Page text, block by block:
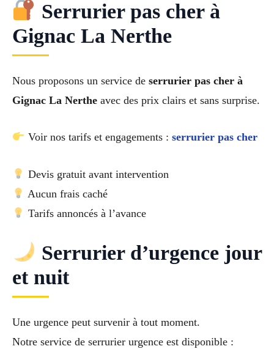
Serrurier pas cher à
Gignac La Nerthe
Nous proposons un service de serrurier pas cher à
Gignac La Nerthe avec des prix clairs et sans surprise.
Voir nos tarifs et engagements : serrurier pas cher
Devis gratuit avant intervention
Aucun frais caché
Tarifs annoncés à l’avance
Serrurier d’urgence jour
et nuit
Une urgence peut survenir à tout moment.
Notre service de serrurier urgence est disponible :